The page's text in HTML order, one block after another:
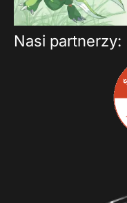
Nasi partnerzy: